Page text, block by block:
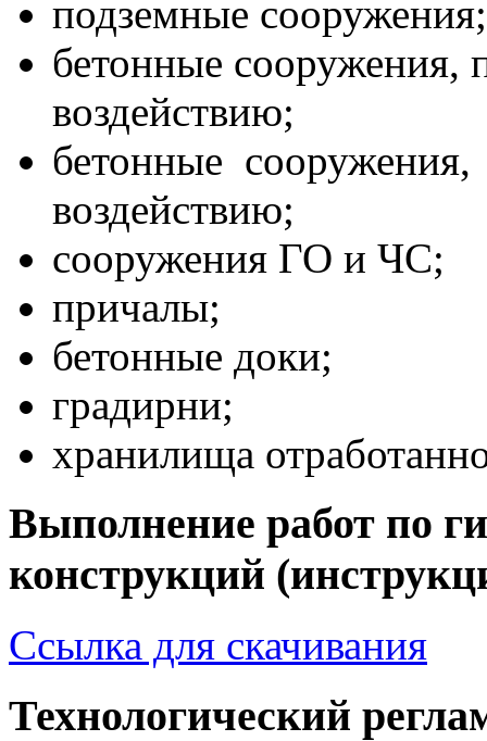
подземные сооружения;
бетонные сооружения,
воздействию;
бетонные
воздействию;
сооружения ГО и ЧС;
причалы;
бетонные доки;
градирни;
хранилища
Выполнение работ по
конструкций
Ссылка для скачивания
Технологический